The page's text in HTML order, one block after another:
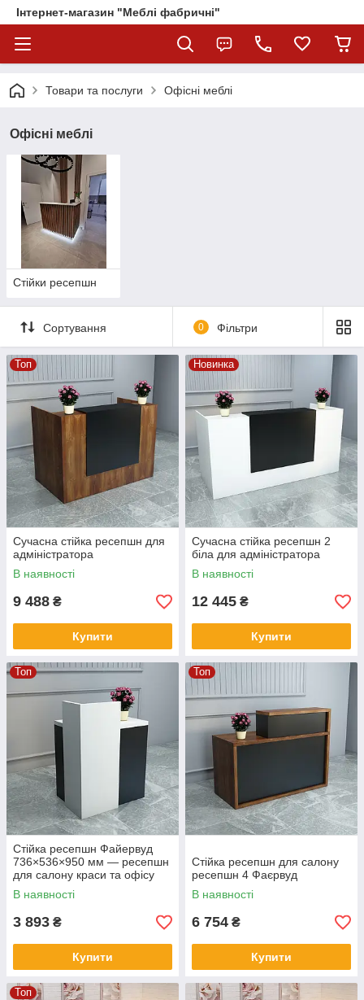
Інтернет-магазин "Меблі фабричні"
Товари та послуги Офісні меблі
Офісні меблі
Стійки ресепшн
Сортування 0 Фільтри
Топ
Сучасна стійка ресепшн для
адміністратора
В наявності
9 488 ₴
Купити
Новинка
Сучасна стійка ресепшн 2
біла для адміністратора
В наявності
12 445 ₴
Купити
Топ
Стійка ресепшн Файервуд
736×536×950 мм — ресепшн
для салону краси та офісу
В наявності
3 893 ₴
Купити
Топ
Стійка ресепшн для салону
ресепшн 4 Фаєрвуд
В наявності
6 754 ₴
Купити
Топ